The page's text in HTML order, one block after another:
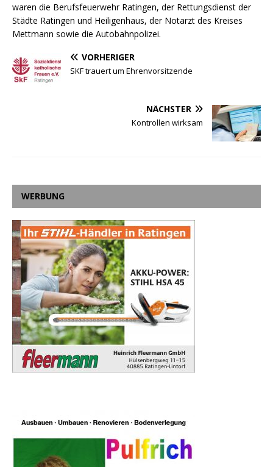
waren die Berufsfeuerwehr Ratingen, der Rettungsdienst der
Städte Ratingen und Heiligenhaus, der Notarzt des Kreises
Mettmann sowie die Autobahnpolizei.
VORHERIGER
SKF trauert um Ehrenvorsitzende
NÄCHSTER
Kontrollen wirksam
WERBUNG